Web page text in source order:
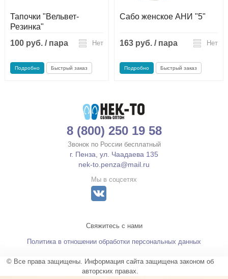
Тапочки "Вельвет-
Резинка"
100 руб. / пара
Нет
Подробно Быстрый заказ
Сабо женское АНИ "5"
163 руб. / пара Нет
Подробно Быстрый заказ
8 (800) 250 19 58
Звонок по России бесплатный
г. Пенза, ул. Чаадаева 135
nek-to.penza@mail.ru
Мы в соцсетях
Свяжитесь с нами
Политика в отношении обработки персональных данных
© Все права защищены. Информация сайта защищена законом об
авторских правах.